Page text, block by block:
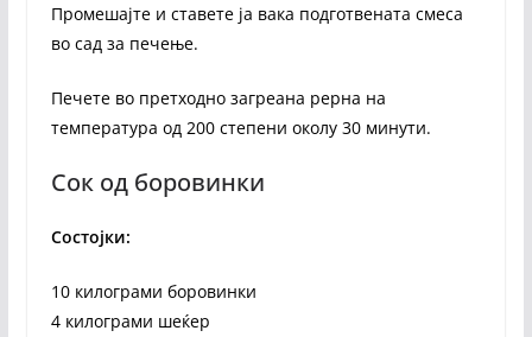
Промешајте и ставете ја вака подготвената смеса
во сад за печење.
Печете во претходно загреана рерна на
температура од 200 степени околу 30 минути.
Сок од боровинки
Состојки:
10 килограми боровинки
4 килограми шеќер